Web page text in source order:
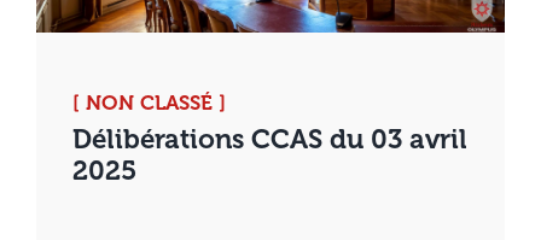
[ NON CLASSÉ ]
Délibérations CCAS du 03 avril
2025